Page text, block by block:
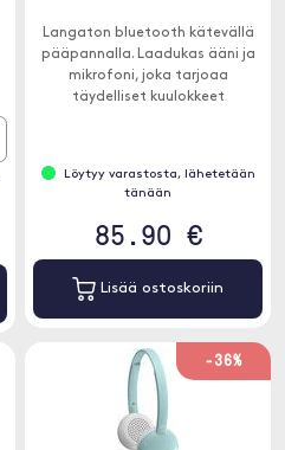
Langaton bluetooth kätevällä
pääpannalla. Laadukas ääni ja
mikrofoni, joka tarjoaa
täydelliset kuulokkeet
Löytyy varastosta, lähetetään
tänään
85.90 €
Lisää ostoskoriin
-36%